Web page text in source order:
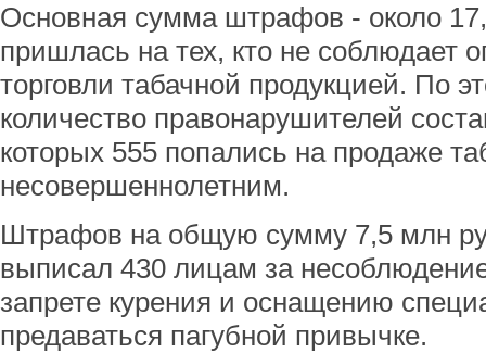
Основная сумма штрафов - около
пришлась на тех, кто не соблюдает
торговли табачной продукцией. По
количество правонарушителей
которых 555 попались на продаже
несовершеннолетним.
Штрафов на общую сумму 7,5 млн
выписал 430 лицам за
запрете курения и оснащению
предаваться пагубной привычке.